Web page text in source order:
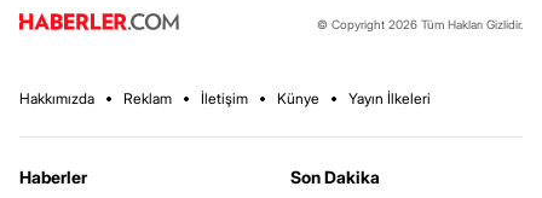
© Copyright 2026 Tüm Hakları Gizlidir.
Hakkımızda Reklam İletişim Künye Yayın İlkeleri
Haberler
Son Dakika